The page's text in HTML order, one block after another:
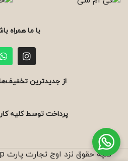
با ما همراه
از جدیدترین
پرداخت توسط کلیه
کلیه حقوق نزد اوج تجارت پارت OTC Group محفوظ است.